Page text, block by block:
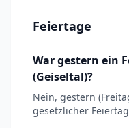
Feiertage
War gestern ein
(Geiseltal)?
Nein, gestern
gesetzlicher